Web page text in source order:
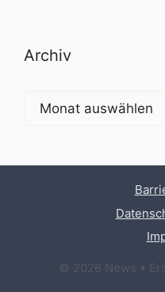
Archiv
Archiv
© 2026 News •